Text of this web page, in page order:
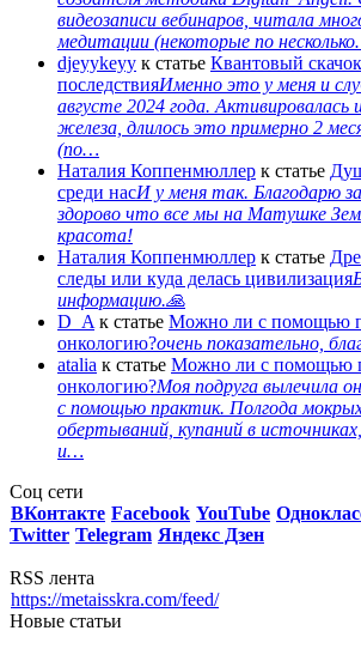
видеозаписи вебинаров, читала
медитации (некоторые по
djeyykeyy к статье Квантовый
последствияИменно это у меня и
августе 2024 года. Активировалась
железа, длилось это примерно 2
(по…
Наталия Коппенмюллер к статье
среди насИ у меня так. Благодарю
здорово что все мы на Матушке
красота!
Наталия Коппенмюллер к статье
следы или куда делась цивилизация
информацию.🙏
D_A к статье Можно ли с помощью
онкологию?очень показательно,
atalia к статье Можно ли с помощью
онкологию?Моя подруга вылечила
с помощью практик. Полгода
обертываний, купаний в
и…
Соц сети
ВКонтакте Facebook YouTube
Twitter Telegram Яндекс Дзен
RSS лента
https://metaisskra.com/feed/
Новые статьи